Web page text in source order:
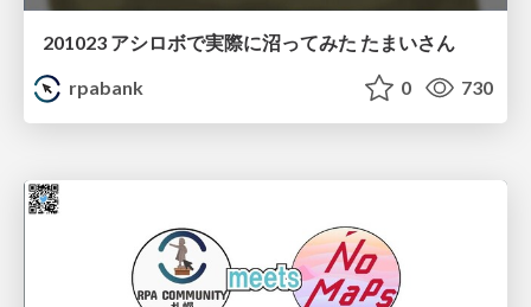
201023 アシロボで実際に沼ってみた たまいさん
rpabank
0 730